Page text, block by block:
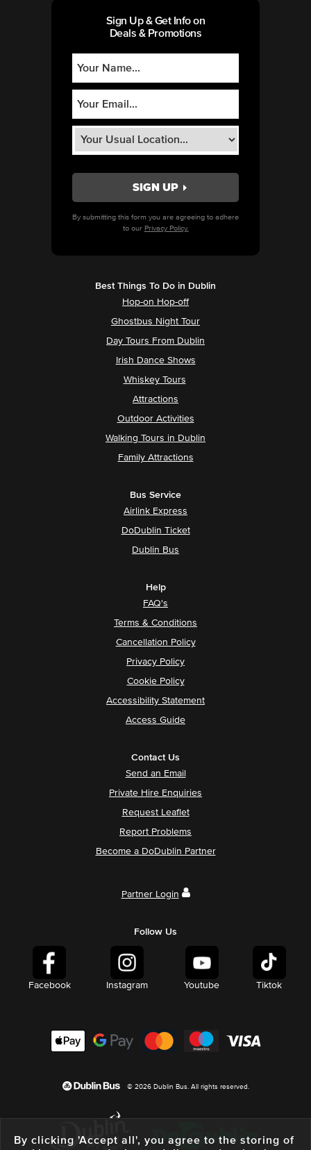
Sign Up & Get Info on
Deals & Promotions
By submitting this form you are agreeing to adhere
to our Privacy Policy.
Best Things To Do in Dublin
Hop-on Hop-off
Ghostbus Night Tour
Day Tours From Dublin
Irish Dance Shows
Whiskey Tours
Attractions
Outdoor Activities
Walking Tours in Dublin
Family Attractions
Bus Service
Airlink Express
DoDublin Ticket
Dublin Bus
Help
FAQ's
Terms & Conditions
Cancellation Policy
Privacy Policy
Cookie Policy
Accessibility Statement
Access Guide
Contact Us
Send an Email
Private Hire Enquiries
Request Leaflet
Report Problems
Become a DoDublin Partner
Partner Login
Follow Us
Facebook Instagram Youtube Tiktok
© 2026 Dublin Bus. All rights reserved.
By clicking 'Accept all', you agree to the storing of